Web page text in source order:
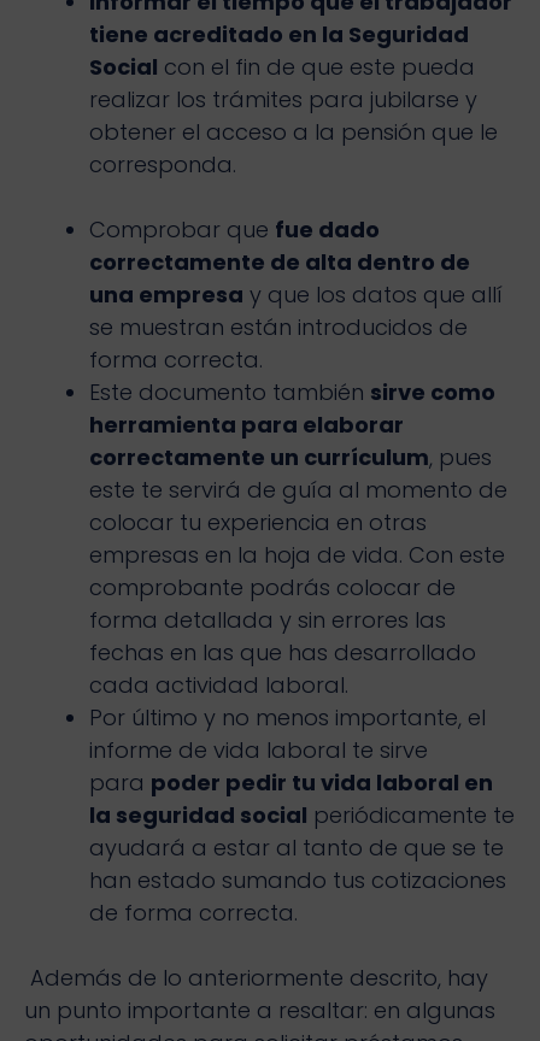
tiene acreditado en la Seguridad
Social con el fin de que este pueda
realizar los trámites para jubilarse y
obtener el acceso a la pensión que le
corresponda.
Comprobar que fue dado
correctamente de alta dentro de
una empresa y que los datos que allí
se muestran están introducidos de
forma correcta.
Este documento también sirve como
herramienta para elaborar
correctamente un currículum, pues
este te servirá de guía al momento de
colocar tu experiencia en otras
empresas en la hoja de vida. Con este
comprobante podrás colocar de
forma detallada y sin errores las
fechas en las que has desarrollado
cada actividad laboral.
Por último y no menos importante, el
informe de vida laboral te sirve
para poder pedir tu vida laboral en
la seguridad social periódicamente te
ayudará a estar al tanto de que se te
han estado sumando tus cotizaciones
de forma correcta.
Además de lo anteriormente descrito, hay
un punto importante a resaltar: en algunas